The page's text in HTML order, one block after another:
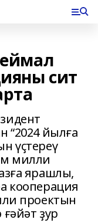
сит
“2024 йылға
үҫтереү
милли
ярашлы,
кооперация
проектын
ҙур